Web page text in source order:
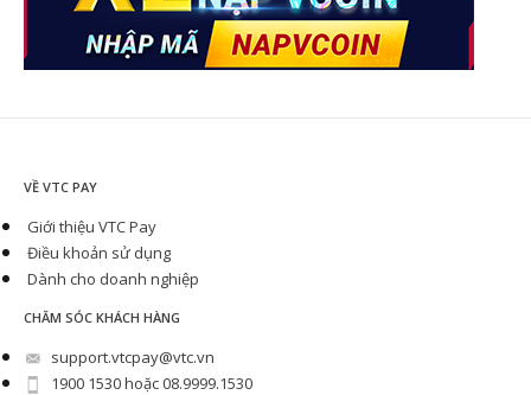
VỀ VTC PAY
Giới thiệu VTC Pay
Điều khoản sử dụng
Dành cho doanh nghiệp
CHĂM SÓC KHÁCH HÀNG
support.vtcpay@vtc.vn
1900 1530 hoặc 08.9999.1530